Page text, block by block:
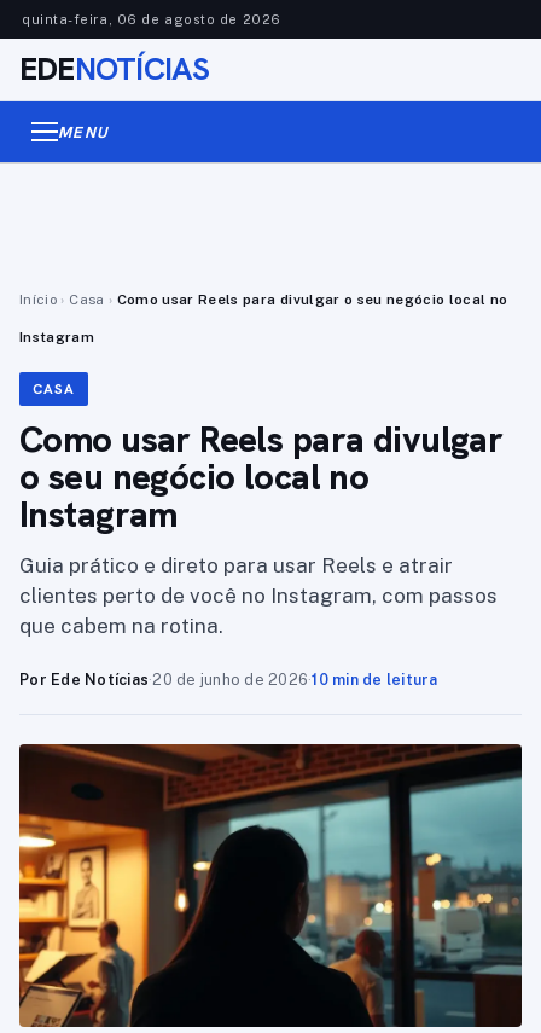
quinta-feira, 06 de agosto de 2026
EDENOTÍCIAS
MENU
Início › Casa › Como usar Reels para divulgar o seu negócio local no
Instagram
CASA
Como usar Reels para divulgar
o seu negócio local no
Instagram
Guia prático e direto para usar Reels e atrair
clientes perto de você no Instagram, com passos
que cabem na rotina.
Por Ede Notícias·20 de junho de 2026·10 min de leitura